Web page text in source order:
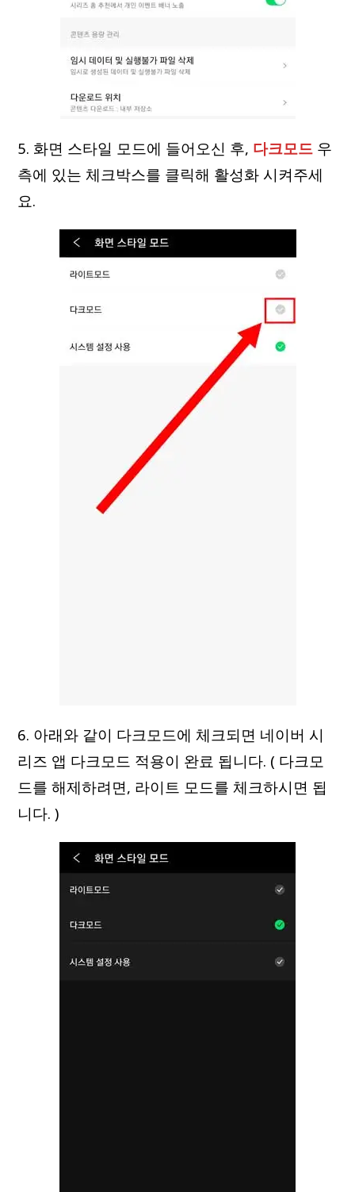
5. 화면 스타일 모드에 들어오신 후, 다크모드 우
측에 있는 체크박스를 클릭해 활성화 시켜주세
요.
6. 아래와 같이 다크모드에 체크되면 네이버 시
리즈 앱 다크모드 적용이 완료 됩니다. ( 다크모
드를 해제하려면, 라이트 모드를 체크하시면 됩
니다. )